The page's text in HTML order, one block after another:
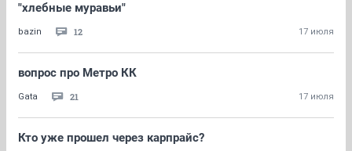
"хлебные муравьи"
bazin 12 17 июля
вопрос про Метро КК
Gata 21 17 июля
Кто уже прошел через карпрайс?